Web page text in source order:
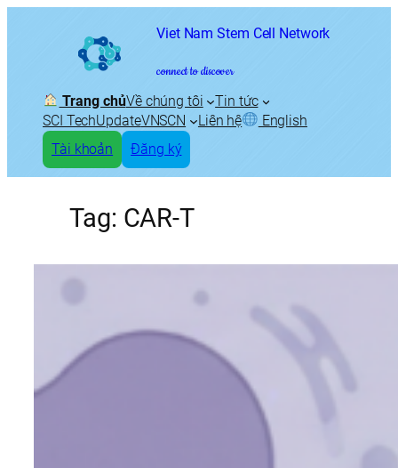
Viet Nam Stem Cell Network
connect to discover
Trang chủVề chúng tôi
Tin tức
SCI TechUpdateVNSCN Liên hệ
English
Tài khoản
Đăng ký
Tag: CAR-T